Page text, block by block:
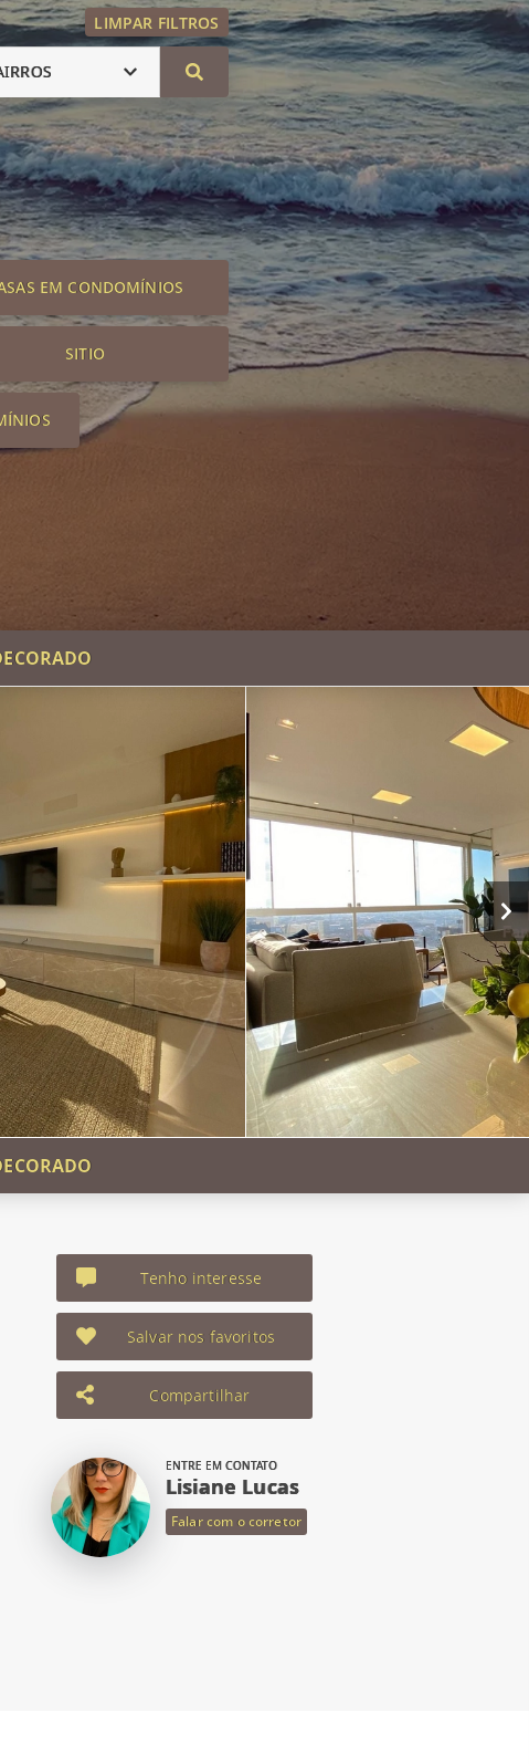
LIMPAR FILTROS
EM CONDOMÍNIOS
SITIO
Tenho interesse
Salvar nos favoritos
Compartilhar
ENTRE EM CONTATO
Lisiane Lucas
Falar com o corretor